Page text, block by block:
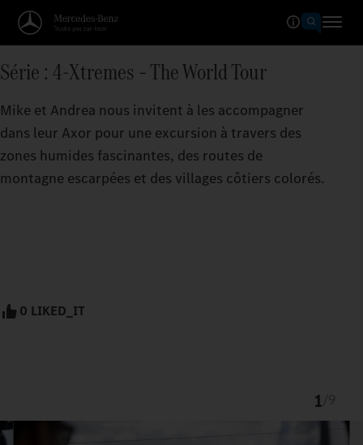
Série : 4-Xtremes – The World Tour
Mike et Andrea nous invitent à les accompagner
dans leur Axor pour une excursion à travers des
zones humides fascinantes, des routes de
montagne escarpées et des villages côtiers colorés.
0 LIKED_IT
1